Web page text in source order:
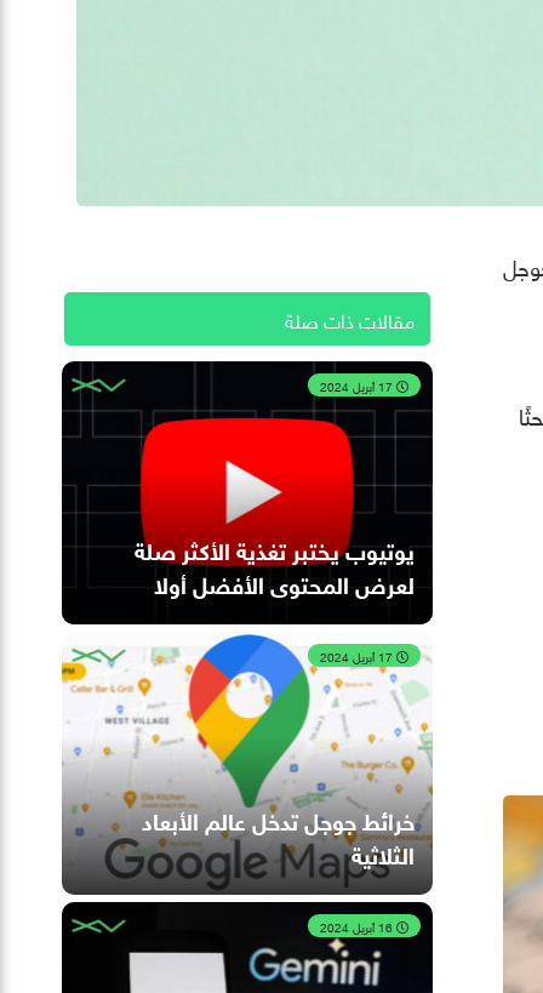
لدى جوجل
مقالات ذات صلة
يوتيوب يختبر تغذية الأكثر صلة
لعرض المحتوى الأفضل أولا
خرائط جوجل تدخل عالم الأبعاد
الثلاثية